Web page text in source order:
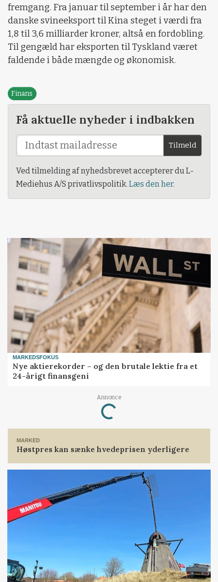
fremgang. Fra januar til september i år har den
danske svineeksport til Kina steget i værdi fra
1,8 til 3,6 milliarder kroner, altså en fordobling.
Til gengæld har eksporten til Tyskland været
faldende i både mængde og økonomisk.
Finans
Få aktuelle nyheder i indbakken
Tilmeld
Ved tilmelding af nyhedsbrevet accepterer du L-
Mediehus A/S privatlivspolitik. Læs den her.
MARKEDSFOKUS
Nye aktierekorder – og den brutale lektie fra et
24-årigt finansgeni
Annonce
Loading...
MARKED
Høstpres kan sænke hvedeprisen yderligere